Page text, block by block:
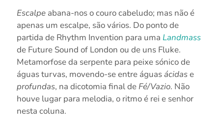
Escalpe abana-nos o couro cabeludo; mas não é
apenas um escalpe, são vários. Do ponto de
partida de Rhythm Invention para uma Landmass
de Future Sound of London ou de uns Fluke.
Metamorfose da serpente para peixe sónico de
águas turvas, movendo-se entre águasácidase
profundas, na dicotomia final de Fé/Vazio. Não
houve lugar para melodia, o ritmo é rei e senhor
nesta coluna.